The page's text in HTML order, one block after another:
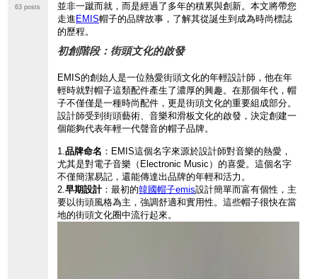
63 posts
並非一蹴而就，而是經過了多年的積累與創新。本文將帶您
走進 EMIS帽子的品牌故事， 了解其從誕生到成為時尚標誌
的歷程。
初創階段：街頭文化的啟發
EMIS的創始人是一位熱愛街頭文化的年輕設計師，他在年
輕時就對帽子這類配件產生了濃厚的興趣。在那個年代，帽
子不僅僅是一種時尚配件，更是街頭文化的重要組成部分。
設計師受到街頭藝術、音樂和滑板文化的啟發，決定創建一
個能夠代表年輕一代聲音的帽子品牌。
1.品牌命名 ： EMIS這個名字來源於設計師對音樂的熱愛，
尤其是對電子音樂 （Electronic Music）的喜愛。這個名字
不僅簡潔易記，還能傳達出品牌的年輕和活力。
2.早期設計：最初的韓國帽子emis設計簡單而富有個性， 主
要以街頭風格為主，強調舒適和實用性。這些帽子很快在當
地的街頭文化圈中流行起來。